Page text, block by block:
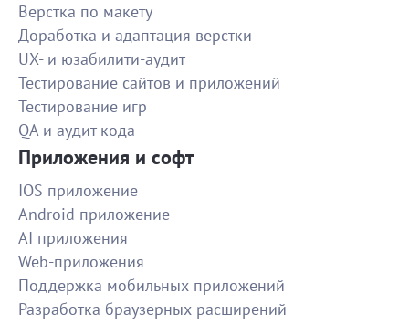
Создать инфографику на основании
Гибкое реагирование на потребности заказчика. С
заданием прекрасно справилась. Спасибо!
500
Создание 2-минутного промо-ролика
очень крутой исполнитель. Все сделала быстро, с
профессионализм. Буду обращаться еще!!
1200
Курьер для доставки продуктов девуш
Все супер!
1300
Верстка по макету
Доработка и адаптация верстки
UX- и юзабилити-аудит
Тестирование сайтов и приложений
Тестирование игр
QA и аудит кода
Приложения и софт
IOS приложение
Android приложение
AI приложения
Web-приложения
Поддержка мобильных приложений
Разработка браузерных расширений